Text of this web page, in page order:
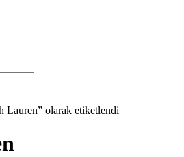
Lauren” olarak etiketlendi